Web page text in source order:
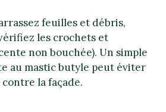
feuilles et débris,
les crochets et
non bouchée). Un simple
au mastic butyle peut éviter
la façade.